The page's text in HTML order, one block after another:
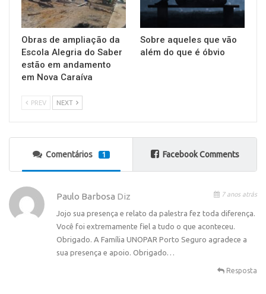
Obras de ampliação da
Escola Alegria do Saber
estão em andamento
em Nova Caraíva
Sobre aqueles que vão
além do que é óbvio
PREV NEXT
Comentários 1 Facebook Comments
Paulo Barbosa Diz 7 anos atrás
Jojo sua presença e relato da palestra fez toda diferença.
Você foi extremamente fiel a tudo o que aconteceu.
Obrigado. A Família UNOPAR Porto Seguro agradece a
sua presença e apoio. Obrigado…
Resposta